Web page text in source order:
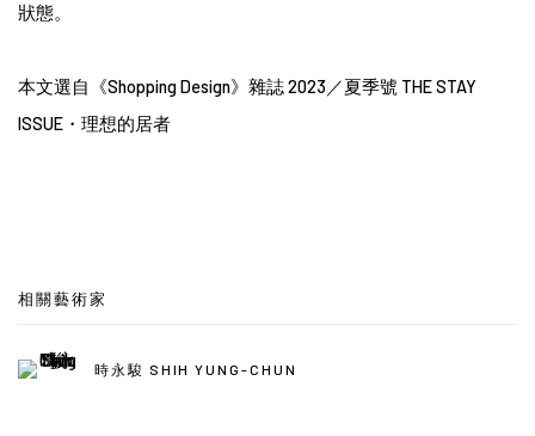
狀態。
本文選自《Shopping Design》雜誌 2023／夏季號 THE STAY
ISSUE・理想的居者
相關藝術家
時永駿 SHIH YUNG-CHUN